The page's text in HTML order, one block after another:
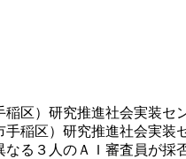
区）研究推進社会実装セ
稲区）研究推進社会実装
る３人のＡＩ審査員が採